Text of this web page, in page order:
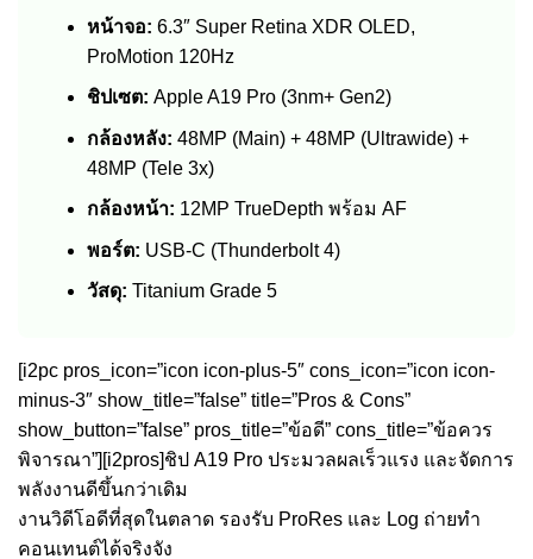
หน้าจอ: 6.3″ Super Retina XDR OLED,
ProMotion 120Hz
ชิปเซต: Apple A19 Pro (3nm+ Gen2)
กล้องหลัง: 48MP (Main) + 48MP (Ultrawide) +
48MP (Tele 3x)
กล้องหน้า: 12MP TrueDepth พร้อม AF
พอร์ต: USB-C (Thunderbolt 4)
วัสดุ: Titanium Grade 5
[i2pc pros_icon=”icon icon-plus-5″ cons_icon=”icon icon-
minus-3″ show_title=”false” title=”Pros & Cons”
show_button=”false” pros_title=”ข้อดี” cons_title=”ข้อควร
พิจารณา”][i2pros]ชิป A19 Pro ประมวลผลเร็วแรง และจัดการ
พลังงานดีขึ้นกว่าเดิม
งานวิดีโอดีที่สุดในตลาด รองรับ ProRes และ Log ถ่ายทำ
คอนเทนต์ได้จริงจัง